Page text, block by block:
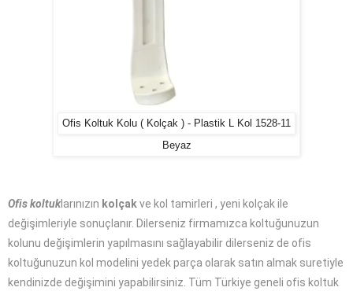
Ofis Koltuk Kolu ( Kolçak ) - Plastik L Kol 1528-11
Beyaz
Ofis koltuklarınızın kolçakve kol tamirleri , yeni kolçak ile
değişimleriyle sonuçlanır. Dilerseniz firmamızca koltuğunuzun
kolunu değişimlerin yapılmasını sağlayabilir dilerseniz de ofis
koltuğunuzun kol modelini yedek parça olarak satın almak suretiyle
kendinizde değişimini yapabilirsiniz. Tüm Türkiye geneli ofis koltuk